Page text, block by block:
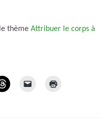
thème Attribuer le corps à